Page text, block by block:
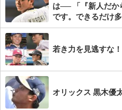
は── 「『新人だか
です。できるだけ
い」
若き力を見逃すな
オリックス 黒木優